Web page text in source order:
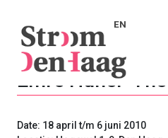
EN
Emre Hüner
Date: 18 april t/m 6 juni 2010